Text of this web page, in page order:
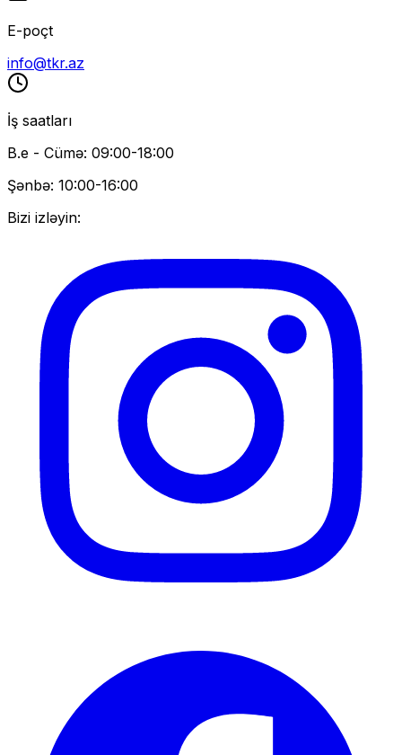
E-poçt
info@tkr.az
İş saatları
B.e - Cümə: 09:00-18:00
Şənbə: 10:00-16:00
Bizi izləyin: